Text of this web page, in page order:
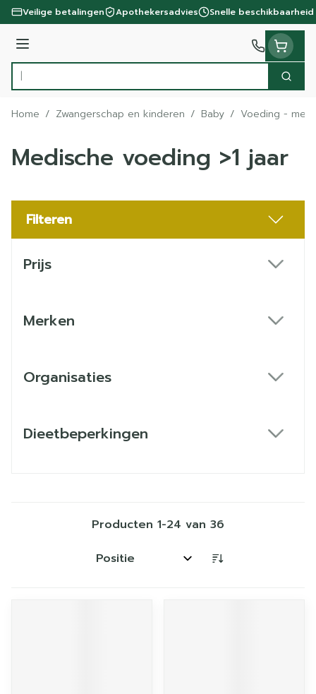
Ga naar de inhoud
Veilige betalingen Apothekersadvies Snelle beschikbaarheid
Menu
Product, merk, categorie...
Zoek
Home / Zwangerschap en kinderen / Baby / Voeding - melk
Medische voeding >1 jaar
Filteren
Prijs
Merken
Organisaties
Dieetbeperkingen
Producten 1-24 van 36
Sorteer op: